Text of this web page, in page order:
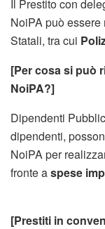
Il Prestito con
NoiPA può
Statali, tra cui
[Per cosa si può
NoiPA?]
Dipendenti
dipendenti,
NoiPA per
fronte aspese
[Prestiti in